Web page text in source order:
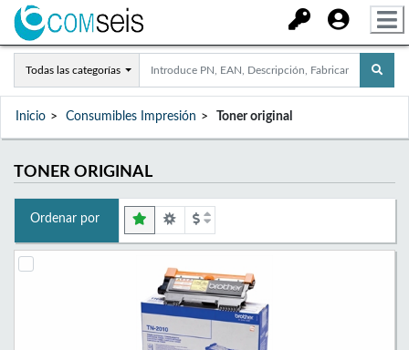
Todas las categorías
Inicio Consumibles Impresión Toner original
TONER ORIGINAL
Ordenar por